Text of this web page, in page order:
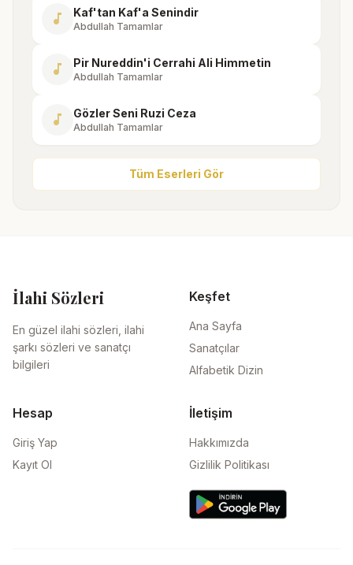
music_note Kaf'tan Kaf'a Senindir
Abdullah Tamamlar
music_note Pir Nureddin'i Cerrahi Ali Himmetin
Abdullah Tamamlar
music_note Gözler Seni Ruzi Ceza
Abdullah Tamamlar
Tüm Eserleri Gör
İlahi Sözleri
En güzel ilahi sözleri, ilahi
şarkı sözleri ve sanatçı
bilgileri
Keşfet
Ana Sayfa
Sanatçılar
Alfabetik Dizin
Hesap
Giriş Yap
Kayıt Ol
İletişim
Hakkımızda
Gizlilik Politikası